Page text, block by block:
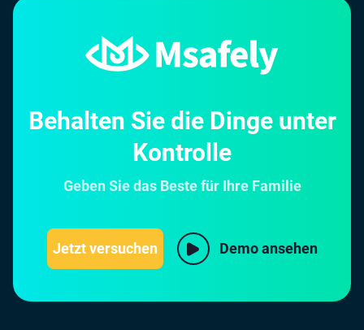
Behalten Sie die Dinge unter
Kontrolle
Geben Sie das Beste für Ihre Familie
Jetzt versuchen Demo ansehen